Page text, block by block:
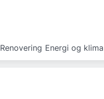
Renovering Energi og klima